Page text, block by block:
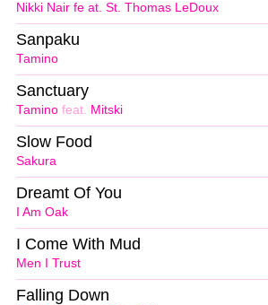
Nikki Nair fe at. St. Thomas LeDoux
Tamino
Sanpaku
Tamino feat. Mitski
Sanctuary
Sakura
Slow Food
I Am Oak
Dreamt Of You
Men I Trust
I Come With Mud
Falling Down